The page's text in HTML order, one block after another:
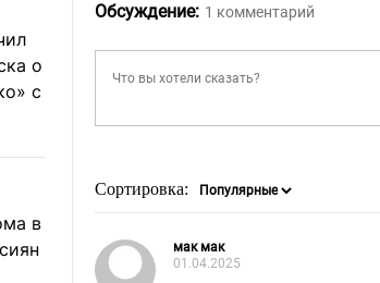
о
с
в
Обсуждение: 1 комментарий
Сортировка:
мак мак
01.04.2025